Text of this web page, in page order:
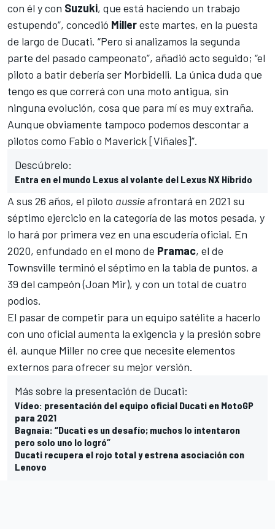
con él y con Suzuki, que está haciendo un trabajo
estupendo”, concedió Millereste martes, en la puesta
de largo de Ducati. “Pero si analizamos la segunda
parte del pasado campeonato”, añadió acto seguido; “el
piloto a batir debería ser Morbidelli. La única duda que
tengo es que correrá con una moto antigua, sin
ninguna evolución, cosa que para mí es muy extraña.
Aunque obviamente tampoco podemos descontar a
pilotos como Fabio o Maverick [Viñales]”.
Descúbrelo:
Entra en el mundo Lexus al volante del Lexus NX Híbrido
A sus 26 años, el piloto aussieafrontará en 2021 su
séptimo ejercicio en la categoría de las motos pesada, y
lo hará por primera vez en una escudería oficial. En
2020, enfundado en el mono de Pramac, el de
Townsville terminó el séptimo en la tabla de puntos, a
39 del campeón (Joan Mir), y con un total de cuatro
podios.
El pasar de competir para un equipo satélite a hacerlo
con uno oficial aumenta la exigencia y la presión sobre
él, aunque Miller no cree que necesite elementos
externos para ofrecer su mejor versión.
Más sobre la presentación de Ducati:
Vídeo: presentación del equipo oficial Ducati en MotoGP
para 2021
Bagnaia: “Ducati es un desafío; muchos lo intentaron
pero solo uno lo logró”
Ducati recupera el rojo total y estrena asociación con
Lenovo